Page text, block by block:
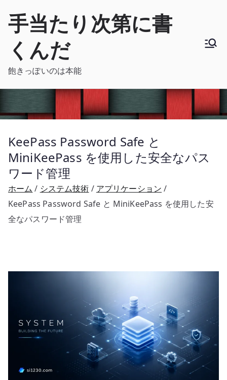
手当たり次第に書
くんだ
飽きっぽいのは本能
KeePass Password Safe と
MiniKeePass を使用した安全なパス
ワード管理
ホーム システム技術
アプリケーション
KeePass Password Safe と MiniKeePass を使用した安
全なパスワード管理